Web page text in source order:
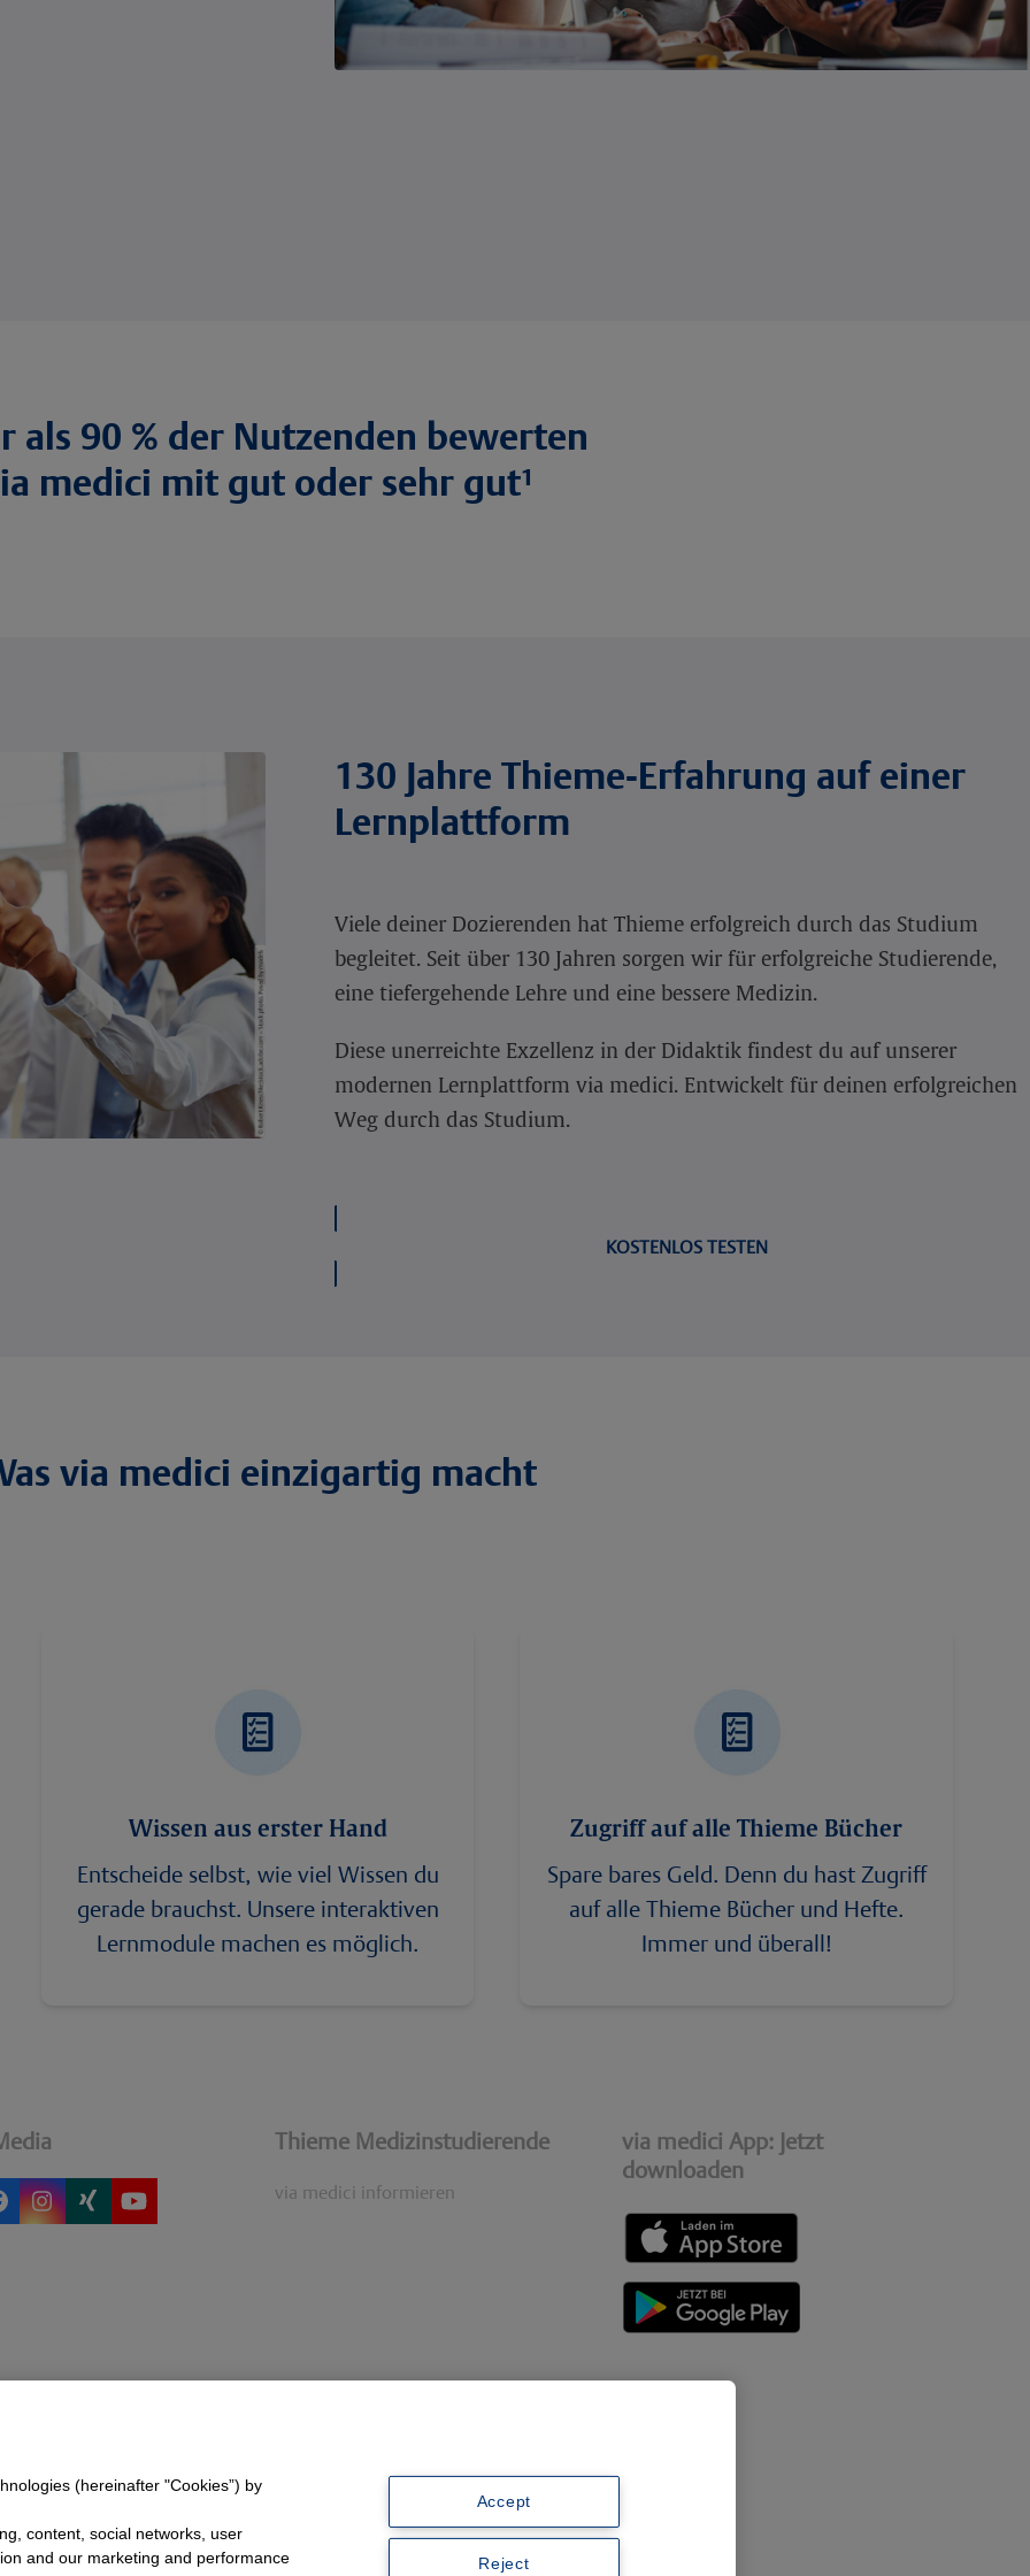
als 90 % der Nutzenden bewerten
medici mit gut oder sehr gut¹
130 Jahre Thieme-Erfahrung auf einer
Lernplattform
Viele deiner Dozierenden hat Thieme erfolgreich durch das Studium
begleitet. Seit über 130 Jahren sorgen wir für erfolgreiche Studierende,
eine tiefergehende Lehre und eine bessere Medizin.
Diese unerreichte Exzellenz in der Didaktik findest du auf unserer
modernen Lernplattform via medici. Entwickelt für deinen erfolgreichen
Weg durch das Studium.
KOSTENLOS TESTEN
via medici einzigartig macht
Wissen aus erster Hand
Entscheide selbst, wie viel Wissen du
gerade brauchst. Unsere interaktiven
Lernmodule machen es möglich.
Zugriff auf alle Thieme Bücher
Spare bares Geld. Denn du hast Zugriff
auf alle Thieme Bücher und Hefte.
Immer und überall!
Instagram
XingYouTube
Thieme Medizinstudierende
via medici informieren
via medici App: Jetzt
downloaden
(hereinafter "Cookies”) by
content, social networks, user
and our marketing and performance
Accept
Reject